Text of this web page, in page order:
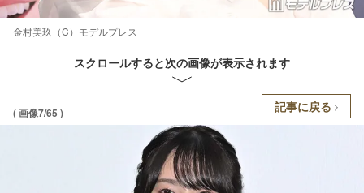
金村美玖（C）モデルプレス
スクロールすると次の画像が表示されます
( 画像7/65 ) 記事に戻る